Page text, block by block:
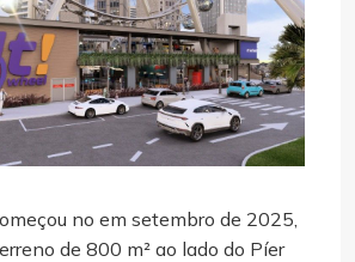
no em setembro de 2025,
de 800 m² ao lado do Píer